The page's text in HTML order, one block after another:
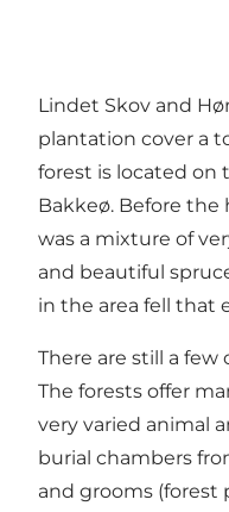
Lindet Skov and
plantation cover a
forest is located on
Bakkeø. Before the
was a mixture of
and beautiful
in the area fell that
There are still a
The forests offer
very varied animal
burial chambers
and grooms (forest